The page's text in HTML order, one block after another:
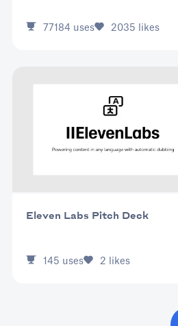
77184 uses 2035 likes
Eleven Labs Pitch Deck
145 uses 2 likes